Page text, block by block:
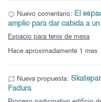
Hace aproximadamente 1 mes
Nuevo comentario: El
amplio para dar cabida a
Espacio para tenis de mesa
Nueva propuesta:
Fadura